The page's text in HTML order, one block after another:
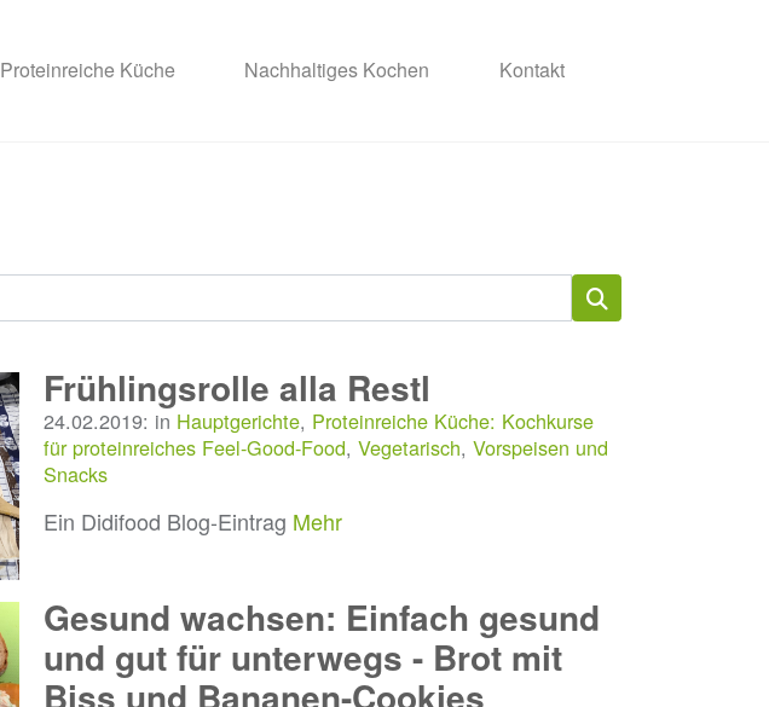
Proteinreiche Küche Nachhaltiges Kochen Kontakt
Frühlingsrolle alla Restl
24.02.2019: in Hauptgerichte, Proteinreiche Küche: Kochkurse
für proteinreiches Feel-Good-Food,Vegetarisch,Vorspeisen und
Snacks
Ein Didifood Blog-Eintrag Mehr
Gesund wachsen: Einfach gesund
und gut für unterwegs - Brot mit
Biss und Bananen-Cookies